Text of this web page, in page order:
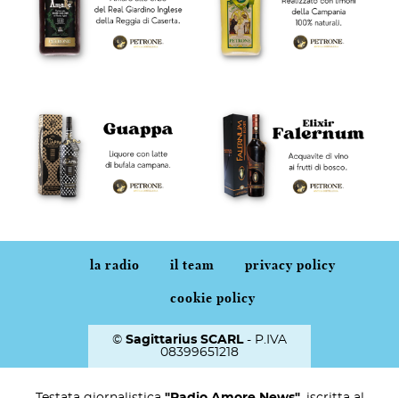
la radio il team privacy policy
cookie policy
© Sagittarius SCARL- P.IVA
08399651218